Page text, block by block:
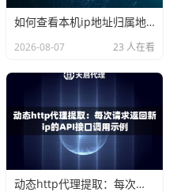
编程语言，结合天启代理提
地通过不同国家IP访问特定
Meta描述、状态码、加载
，进行排名查询、网站爬
重点关注以下几个方面：
、货币、日期格式、联系方
如何查看本机ip地址归属地？使用命令行和网页查询的两种方式
2026-08-07 23 人在看
动态http代理提取：每次请求返回新ip的API接口调用示例